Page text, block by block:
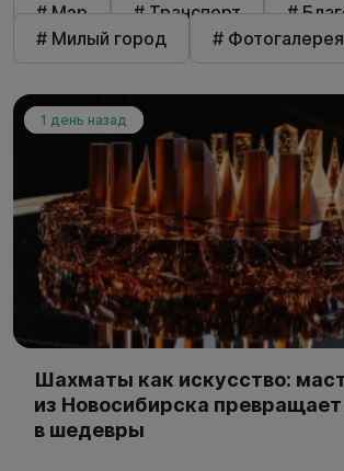
# Мэр # Транспорт
#
# Милый город
# Фотогалерея
1 день назад
Шахматы как искусство:
из Новосибирска
в шедевры